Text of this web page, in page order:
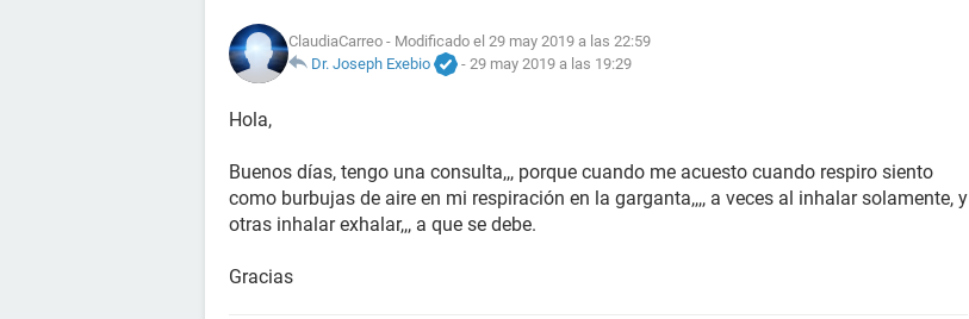
ClaudiaCarreo - Modificado el 29 may 2019 a las 22:59
Dr. Joseph Exebio
- 29 may 2019 a las 19:29
Hola,
Buenos días, tengo una consulta,,, porque cuando me acuesto cuando respiro siento
como burbujas de aire en mi respiración en la garganta,,,, a veces al inhalar solamente, y
otras inhalar exhalar,,, a que se debe.
Gracias